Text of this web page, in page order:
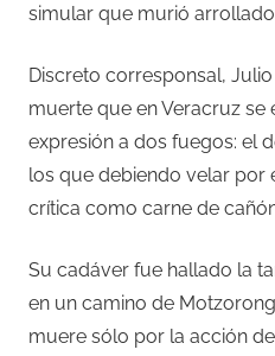
simular que murió
Discreto corresponsal,
muerte que en Veracruz se
expresión a dos fuegos: el
los que debiendo velar por
crítica como carne de
Su cadáver fue hallado la
en un camino de
muere sólo por la acción